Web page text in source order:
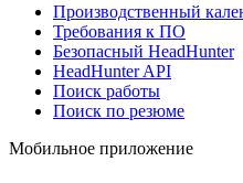
Производственный
Требования к ПО
Безопасный HeadHunter
HeadHunter API
Поиск работы
Поиск по резюме
Мобильное приложение